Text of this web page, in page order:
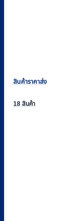
สินค้าราคาส่ง
18 สินค้า